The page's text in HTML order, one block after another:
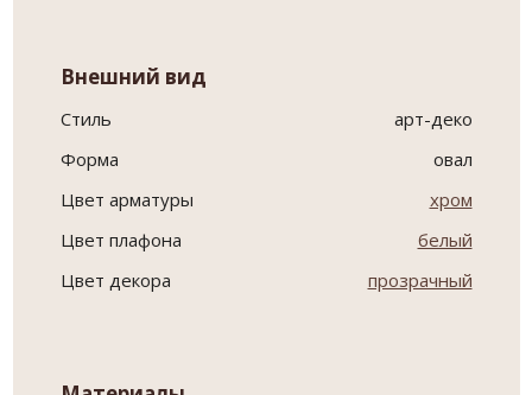
Внешний вид
Стиль
арт-деко
Форма
овал
Цвет арматуры
хром
Цвет плафона
белый
Цвет декора
прозрачный